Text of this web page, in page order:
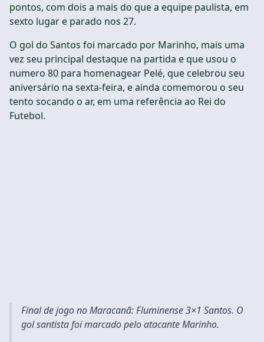
pontos, com dois a mais do que a equipe paulista, em
sexto lugar e parado nos 27.
O gol do Santos foi marcado por Marinho, mais uma
vez seu principal destaque na partida e que usou o
numero 80 para homenagear Pelé, que celebrou seu
aniversário na sexta-feira, e ainda comemorou o seu
tento socando o ar, em uma referência ao Rei do
Futebol.
Final de jogo no Maracanã: Fluminense 3×1 Santos. O
gol santista foi marcado pelo atacante Marinho.